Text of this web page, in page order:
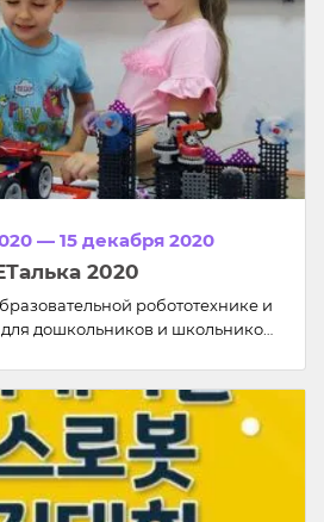
— 15 декабря 2020
2020
робототехнике и
дошкольников и школьников